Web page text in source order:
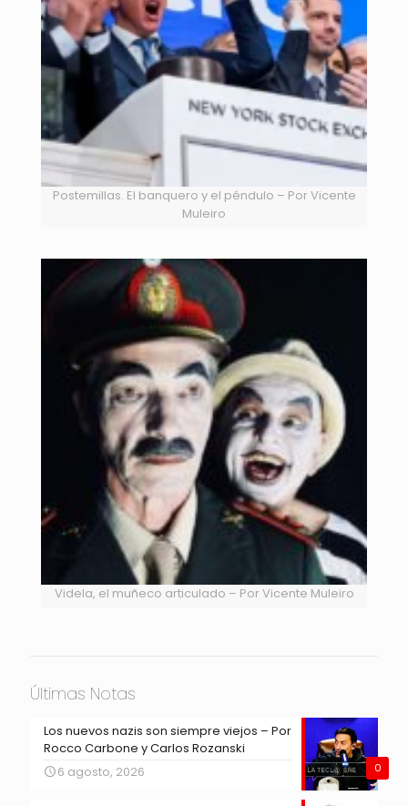
Postemillas. El banquero y el péndulo – Por Vicente
Muleiro
Videla, el muñeco articulado – Por Vicente Muleiro
Últimas Notas
0
Los nuevos nazis son siempre viejos – Por
Rocco Carbone y Carlos Rozanski
6 agosto, 2026